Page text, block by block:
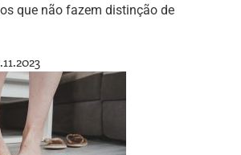
que não fazem distinção de